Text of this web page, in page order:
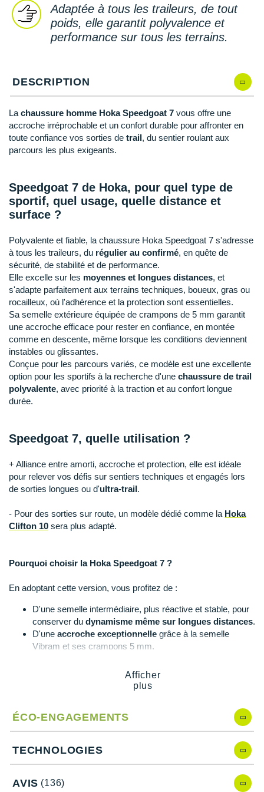
Adaptée à tous les traileurs, de tout
poids, elle garantit polyvalence et
performance sur tous les terrains.
DESCRIPTION
La chaussure homme Hoka Speedgoat 7 vous offre une
accroche irréprochable et un confort durable pour affronter en
toute confiance vos sorties de trail, du sentier roulant aux
parcours les plus exigeants.
Speedgoat 7 de Hoka, pour quel type de
sportif, quel usage, quelle distance et
surface ?
Polyvalente et fiable, la chaussure Hoka Speedgoat 7 s'adresse
à tous les traileurs, du régulier au confirmé, en quête de
sécurité, de stabilité et de performance.
Elle excelle sur les moyennes et longues distances, et
s'adapte parfaitement aux terrains techniques, boueux, gras ou
rocailleux, où l'adhérence et la protection sont essentielles.
Sa semelle extérieure équipée de crampons de 5 mm garantit
une accroche efficace pour rester en confiance, en montée
comme en descente, même lorsque les conditions deviennent
instables ou glissantes.
Conçue pour les parcours variés, ce modèle est une excellente
option pour les sportifs à la recherche d'une chaussure de trail
polyvalente, avec priorité à la traction et au confort longue
durée.
Speedgoat 7, quelle utilisation ?
+ Alliance entre amorti, accroche et protection, elle est idéale
pour relever vos défis sur sentiers techniques et engagés lors
de sorties longues ou d'ultra-trail.
- Pour des sorties sur route, un modèle dédié comme la Hoka
Clifton 10 sera plus adapté.
Pourquoi choisir la Hoka Speedgoat 7 ?
En adoptant cette version, vous profitez de :
D'une semelle intermédiaire, plus réactive et stable, pour
conserver du dynamisme même sur longues distances.
D'une accroche exceptionnelle grâce à la semelle
Vibram et ses crampons 5 mm.
contrainte différents types de sentiers.
pour plus de fluidité et de flexibilité de la
D'unmaintien précis et stable
avec une languette plate à
double gousset.
Speedgoat 7 de Hoka, quelles nouveautés ?
Afficher
plus
ÉCO-ENGAGEMENTS
TECHNOLOGIES
AVIS (136)
PAR MARQUES
DÉSTOCKAGE
Nike
On-Running
Orca
OVERSTIMS
Petzl
Polar
Puma
Raidlight
Reebok
Salomon
Saucony
Saxx
Scarpa
Shokz
Sidas
Smoon
Speedo
Suunto
Thuasne
Under Armour
+ Voir toutes les marques